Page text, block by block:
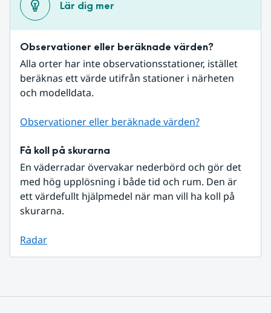
Lär dig mer
Observationer eller beräknade värden?
Alla orter har inte observationsstationer, istället
beräknas ett värde utifrån stationer i närheten
och modelldata.
Observationer eller beräknade värden?
Få koll på skurarna
En väderradar övervakar nederbörd och gör det
med hög upplösning i både tid och rum. Den är
ett värdefullt hjälpmedel när man vill ha koll på
skurarna.
Radar